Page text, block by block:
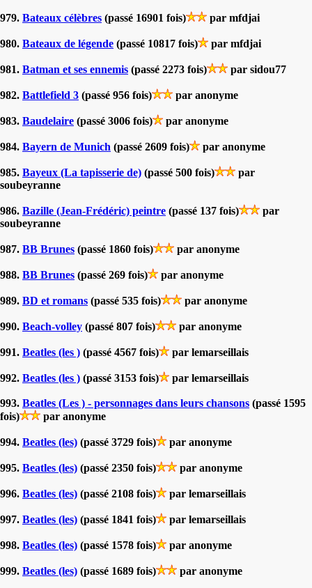
979. Bateaux célèbres (passé 16901 fois) par mfdjai
980. Bateaux de légende (passé 10817 fois) par mfdjai
981. Batman et ses ennemis (passé 2273 fois) par sidou77
982. Battlefield 3 (passé 956 fois) par anonyme
983. Baudelaire (passé 3006 fois) par anonyme
984. Bayern de Munich (passé 2609 fois) par anonyme
985. Bayeux (La tapisserie de) (passé 500 fois)
par
soubeyranne
986. Bazille (Jean-Frédéric) peintre (passé 137 fois)
par
soubeyranne
987. BB Brunes (passé 1860 fois) par anonyme
988. BB Brunes (passé 269 fois) par anonyme
989. BD et romans (passé 535 fois) par anonyme
990. Beach-volley (passé 807 fois) par anonyme
991. Beatles (les ) (passé 4567 fois) par lemarseillais
992. Beatles (les ) (passé 3153 fois) par lemarseillais
993. Beatles (Les ) - personnages dans leurs chansons (passé 1595
fois)
par anonyme
994. Beatles (les) (passé 3729 fois) par anonyme
995. Beatles (les) (passé 2350 fois) par anonyme
996. Beatles (les) (passé 2108 fois) par lemarseillais
997. Beatles (les) (passé 1841 fois) par lemarseillais
998. Beatles (les) (passé 1578 fois) par anonyme
999. Beatles (les) (passé 1689 fois) par anonyme